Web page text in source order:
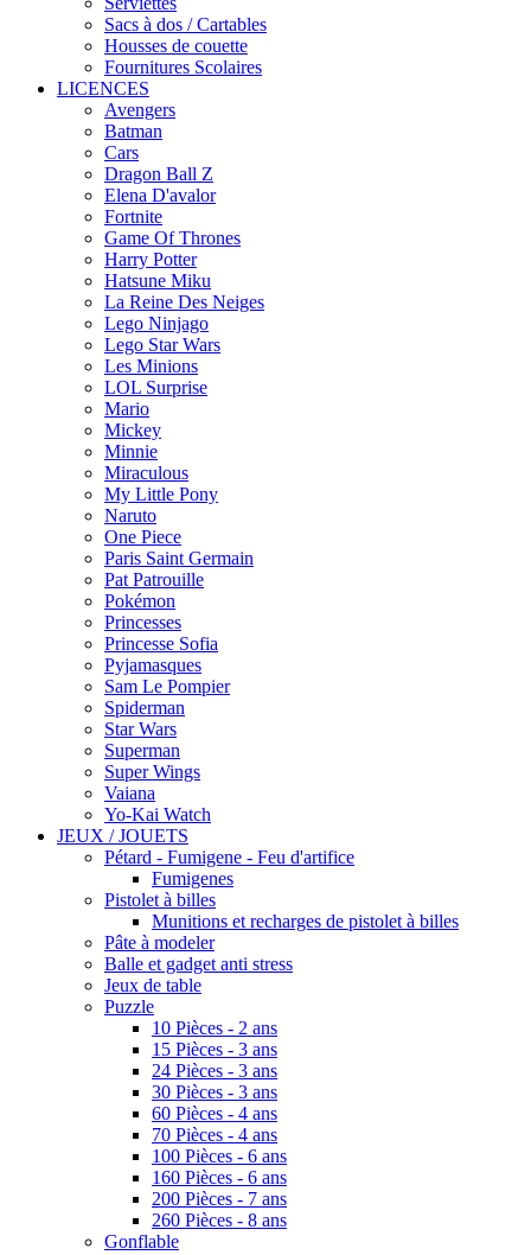
Sacs à dos / Cartables
Housses de couette
Fournitures Scolaires
LICENCES
Avengers
Batman
Cars
Dragon Ball Z
Elena D'avalor
Fortnite
Game Of Thrones
Harry Potter
Hatsune Miku
La Reine Des Neiges
Lego Ninjago
Lego Star Wars
Les Minions
LOL Surprise
Mario
Mickey
Minnie
Miraculous
My Little Pony
Naruto
One Piece
Paris Saint Germain
Pat Patrouille
Pokémon
Princesses
Princesse Sofia
Pyjamasques
Sam Le Pompier
Spiderman
Star Wars
Superman
Super Wings
Vaiana
Yo-Kai Watch
JEUX / JOUETS
Pétard - Fumigene - Feu d'artifice
Fumigenes
Pistolet à billes
Munitions et recharges de pistolet à billes
Pâte à modeler
Balle et gadget anti stress
Jeux de table
Puzzle
10 Pièces - 2 ans
15 Pièces - 3 ans
24 Pièces - 3 ans
30 Pièces - 3 ans
60 Pièces - 4 ans
70 Pièces - 4 ans
100 Pièces - 6 ans
160 Pièces - 6 ans
200 Pièces - 7 ans
260 Pièces - 8 ans
Gonflable